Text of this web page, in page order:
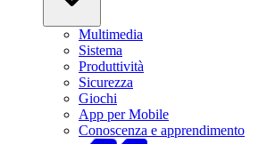
Multimedia
Sistema
Produttività
Sicurezza
Giochi
App per Mobile
Conoscenza e apprendimento